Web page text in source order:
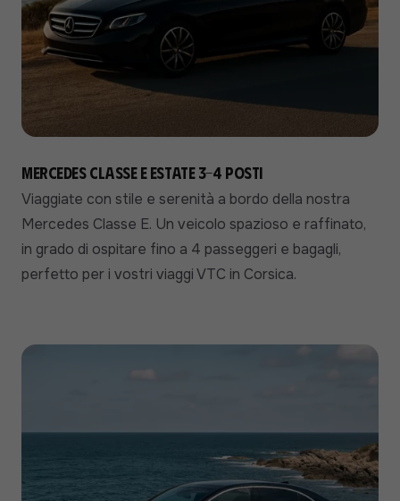
Mercedes Classe E Estate 3-4 posti
Viaggiate con stile e serenità a bordo della nostra
Mercedes Classe E. Un veicolo spazioso e raffinato,
in grado di ospitare fino a 4 passeggeri e bagagli,
perfetto per i vostri viaggi VTC in Corsica.